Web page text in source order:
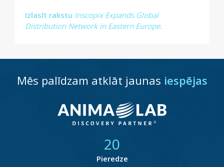
Izlasīt rakstu Inscopix Expands Global
Distribution Network in Eastern Europe.
Mēs palīdzam atklāt jaunas iespējas
21
Pieredze